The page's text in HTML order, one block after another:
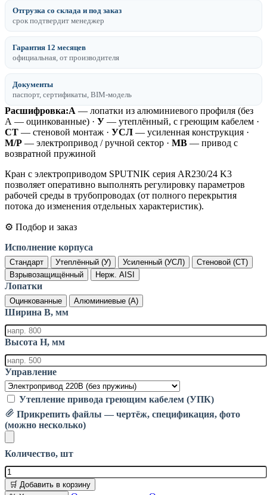
Отгрузка со склада и под заказ
срок подтвердит менеджер
Гарантия 12 месяцев
официальная, от производителя
Документы
паспорт, сертификаты, BIM-модель
Расшифровка:А — лопатки из алюминиевого профиля (без
А — оцинкованные) · У — утеплённый, с греющим кабелем ·
СТ — стеновой монтаж · УСЛ — усиленная конструкция ·
М/Р — электропривод / ручной сектор · МВ — привод с
возвратной пружиной
Кран с электроприводом SPUTNIK серия AR230/24 K3
позволяет оперативно выполнять регулировку параметров
рабочей среды в трубопроводах (от полного перекрытия
потока до изменения отдельных характеристик).
⚙️ Подбор и заказ
Исполнение корпуса
Стандарт Утеплённый (У) Усиленный (УСЛ)
Стеновой (СТ)
Взрывозащищённый
Нерж. AISI
Лопатки
Оцинкованные Алюминиевые (А)
Ширина B, мм
Высота H, мм
Управление
Утепление привода греющим кабелем (УПК)
Прикрепить файлы — чертёж, спецификация, фото
(можно несколько)
Количество, шт
🛒 Добавить в корзину